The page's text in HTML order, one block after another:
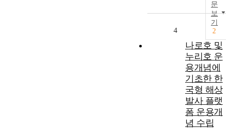
문
보
기
2
4
나로호 및
누리호 운
용개념에
기초한 한
국형 해상
발사 플랫
폼 운용개
념 수립